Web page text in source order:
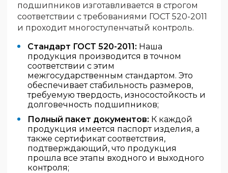
подшипников изготавливается в строгом
соответствии с требованиями ГОСТ 520-2011
и проходит многоступенчатый контроль.
Стандарт ГОСТ 520-2011: Наша
продукция производится в точном
соответствии с этим
межгосударственным стандартом. Это
обеспечивает стабильность размеров,
требуемую твердость, износостойкость и
долговечность подшипников;
Полный пакет документов: К каждой
продукция имеется паспорт изделия, а
также сертификат соответствия,
подтверждающий, что продукция
прошла все этапы входного и выходного
контроля;